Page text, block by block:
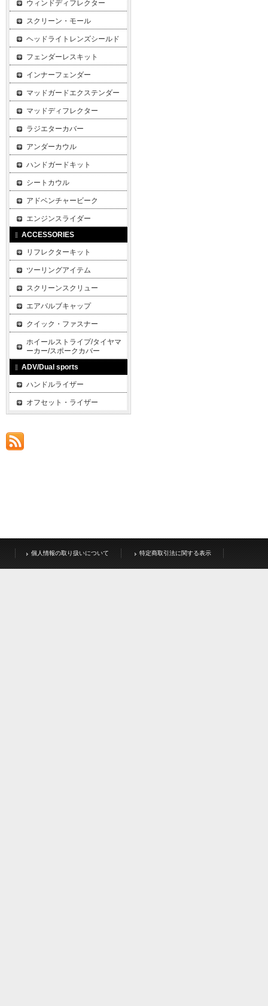
ウィンドディフレクター
スクリーン・モール
ヘッドライトレンズシールド
フェンダーレスキット
インナーフェンダー
マッドガードエクステンダー
マッドディフレクター
ラジエターカバー
アンダーカウル
ハンドガードキット
シートカウル
アドベンチャービーク
エンジンスライダー
ACCESSORIES
リフレクターキット
ツーリングアイテム
スクリーンスクリュー
エアバルブキャップ
クイック・ファスナー
ホイールストライプ/タイヤマ
ーカー/スポークカバー
ADV/Dual sports
ハンドルライザー
オフセット・ライザー
個人情報の取り扱いについて 特定商取引法に関する表示